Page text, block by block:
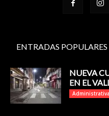
ENTRADAS POPULARES
NUEVA
EN EL